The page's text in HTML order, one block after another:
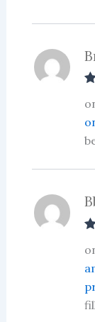
d
at
1
ou
t
of